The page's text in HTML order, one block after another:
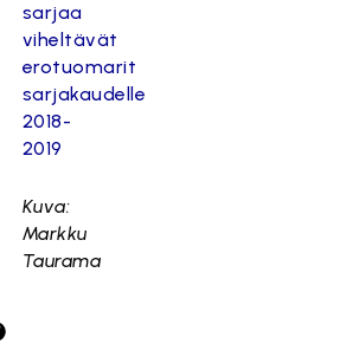
sarjaa
viheltävät
erotuomarit
sarjakaudelle
2018-
2019
Kuva:
Markku
Taurama